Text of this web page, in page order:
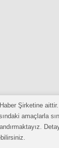
Şirketine
amaçlarla